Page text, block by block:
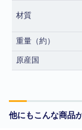
材質
重量（約）
原産国
他にもこんな商品
便をおかけ致しま
げます。
**当店を騙る不審
であるかのように
の偽のEメールが
プしたり絶対にし
は、弊社またはヤ